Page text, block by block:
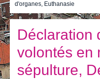
Je vis
Je visite
Publications
Actualités
d'organes, Euthanasie
Déclaration
volontés en
sépulture,